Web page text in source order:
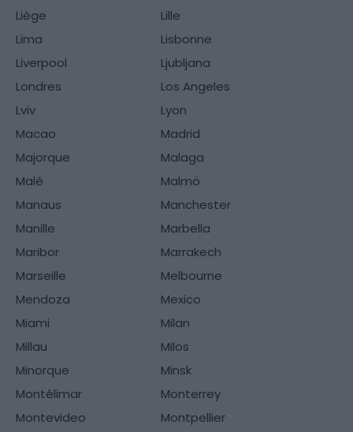
Liège
Lille
Lima
Lisbonne
Liverpool
Ljubljana
Londres
Los Angeles
Lviv
Lyon
Macao
Madrid
Majorque
Malaga
Malé
Malmö
Manaus
Manchester
Manille
Marbella
Maribor
Marrakech
Marseille
Melbourne
Mendoza
Mexico
Miami
Milan
Millau
Milos
Minorque
Minsk
Montélimar
Monterrey
Montevideo
Montpellier